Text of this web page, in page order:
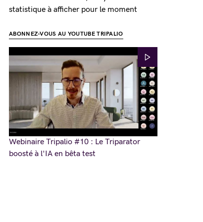
statistique à afficher pour le moment
ABONNEZ-VOUS AU YOUTUBE TRIPALIO
Webinaire Tripalio #10 : Le Triparator
boosté à l'IA en bêta test